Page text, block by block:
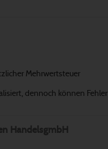
Mehrwertsteuer
dennoch können
HandelsgmbH